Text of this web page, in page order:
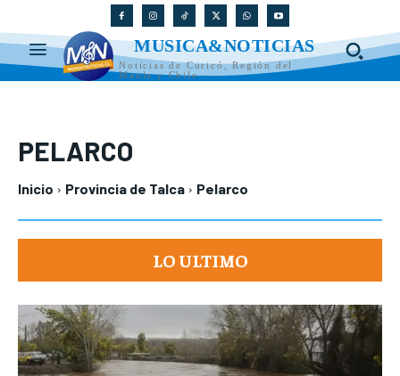
MUSICA&NOTICIAS
Noticias de Curicó, Región del
Maule y Chile
PELARCO
Inicio Provincia de Talca Pelarco
LO ULTIMO